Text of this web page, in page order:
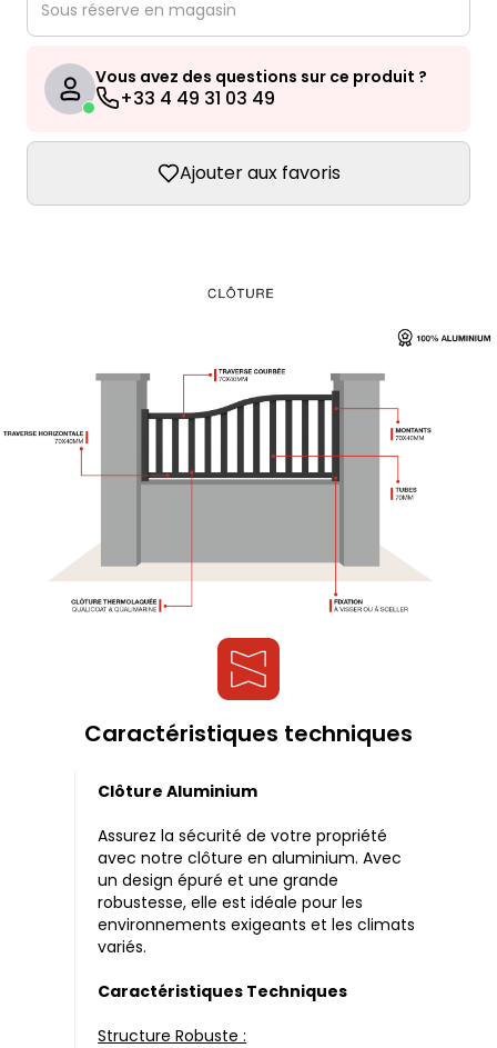
Sous réserve en magasin
Vous avez des questions sur ce produit ?
+33 4 49 31 03 49
Ajouter aux favoris
Caractéristiques techniques
Clôture Aluminium
Assurez la sécurité de votre propriété
avec notre clôture en aluminium. Avec
un design épuré et une grande
robustesse, elle est idéale pour les
environnements exigeants et les climats
variés.
Caractéristiques Techniques
Structure Robuste :